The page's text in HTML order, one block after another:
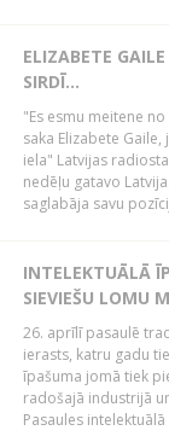
ELIZABETE
SIRDĪ...
"Es esmu meitene
saka Elizabete
iela" Latvijas
nedēļu gatavo
saglabāja savu
INTELEKTUĀLĀ
SIEVIEŠU LOMU
26. aprīlī pasaulē
ierasts, katru gadu
īpašuma jomā tiek
radošajā industrijā
Pasaules